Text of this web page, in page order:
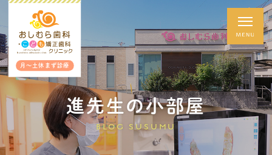
月～土休まず診療
進先生の小部屋
BLOG SUSUMU